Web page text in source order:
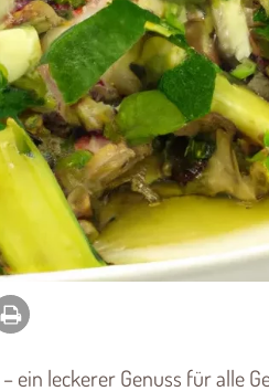
ein leckerer Genuss für alle